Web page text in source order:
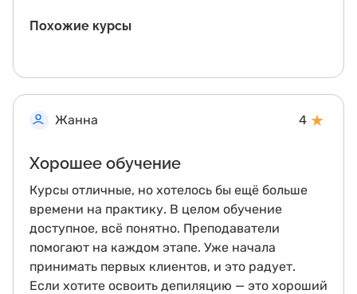
Похожие курсы
Жанна 4 ★
Хорошее обучение
Курсы отличные, но хотелось бы ещё больше
времени на практику. В целом обучение
доступное, всё понятно. Преподаватели
помогают на каждом этапе. Уже начала
принимать первых клиентов, и это радует.
Если хотите освоить депиляцию — это хороший